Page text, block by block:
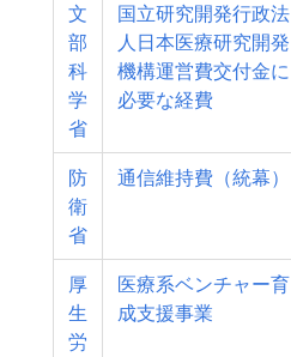
文
部
科
学
省
国立研究開発行政法
人日本医療研究開発
機構運営費交付金に
必要な経費
防
衛
省
通信維持費（統幕）
厚
生
労
医療系ベンチャー育
成支援事業